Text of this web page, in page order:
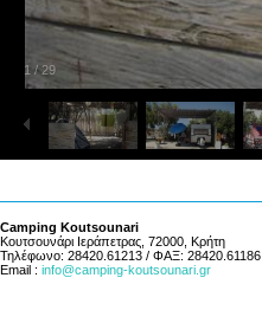
1 /29
Camping Koutsounari
Κουτσουνάρι Ιεράπετρας, 72000, Κρήτη
Τηλέφωνο: 28420.61213 / ΦΑΞ: 28420.61186
Email : info@camping-koutsounari.gr